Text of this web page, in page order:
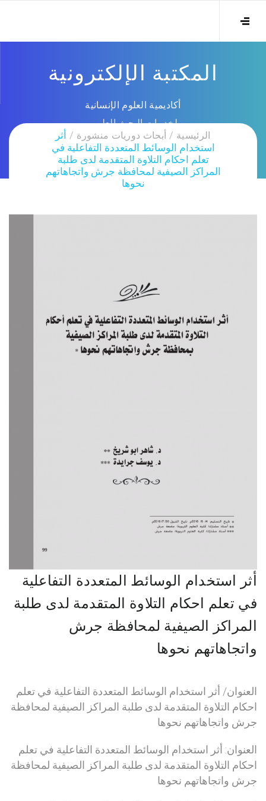
المكتبة الإلكترونية
أكاديمية العلوم الإنسانية
لخدمات البحث العلمي
الرئيسية
أبحاث دوريات منشورة
أثر
استخدام الوسائط المتعددة التفاعلية في
تعلم احكام التلاوة المتقدمة لدى طلبة
المراكز الصيفية لمحافظة جرش واتجاهاتهم
نحوها
أثر استخدام الوسائط المتعددة التفاعلية
في تعلم احكام التلاوة المتقدمة لدى طلبة
المراكز الصيفية لمحافظة جرش
واتجاهاتهم نحوها
العنوان/ أثر استخدام الوسائط المتعددة التفاعلية في تعلم
احكام التلاوة المتقدمة لدى طلبة المراكز الصيفية لمحافظة
جرش واتجاهاتهم نحوها
العنوان: أثر استخدام الوسائط المتعددة التفاعلية في تعلم
احكام التلاوة المتقدمة لدى طلبة المراكز الصيفية لمحافظة
جرش واتجاهاتهم نحوها